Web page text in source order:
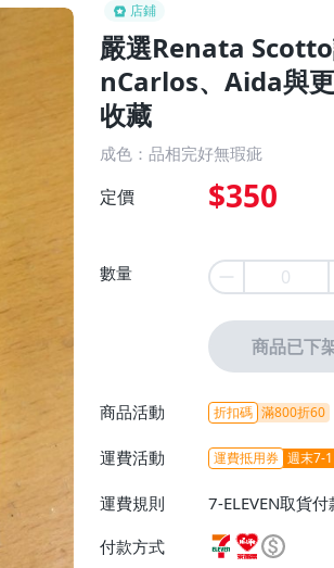
店鋪
嚴選Renata
nCarlos、Aida與
收藏
成色：品相完好無瑕疵
定價 $350
數量
商品已下
商品活動 折扣碼 滿800折60
運費活動 運費抵用券 週末7-
運費規則
7-ELEVEN取貨
ELEVEN取貨不
或消費滿$1298
付款方式